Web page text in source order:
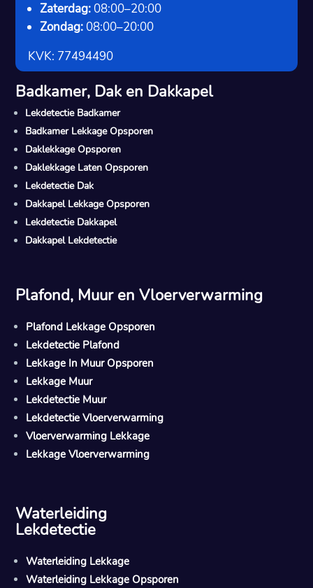
Zaterdag: 08:00–20:00
Zondag: 08:00–20:00
KVK: 77494490
Badkamer, Dak en Dakkapel
Lekdetectie Badkamer
Badkamer Lekkage Opsporen
Daklekkage Opsporen
Daklekkage Laten Opsporen
Lekdetectie Dak
Dakkapel Lekkage Opsporen
Lekdetectie Dakkapel
Dakkapel Lekdetectie
Plafond, Muur en Vloerverwarming
Plafond Lekkage Opsporen
Lekdetectie Plafond
Lekkage In Muur Opsporen
Lekkage Muur
Lekdetectie Muur
Lekdetectie Vloerverwarming
Vloerverwarming Lekkage
Lekkage Vloerverwarming
Waterleiding
Lekdetectie
Waterleiding Lekkage
Waterleiding Lekkage Opsporen